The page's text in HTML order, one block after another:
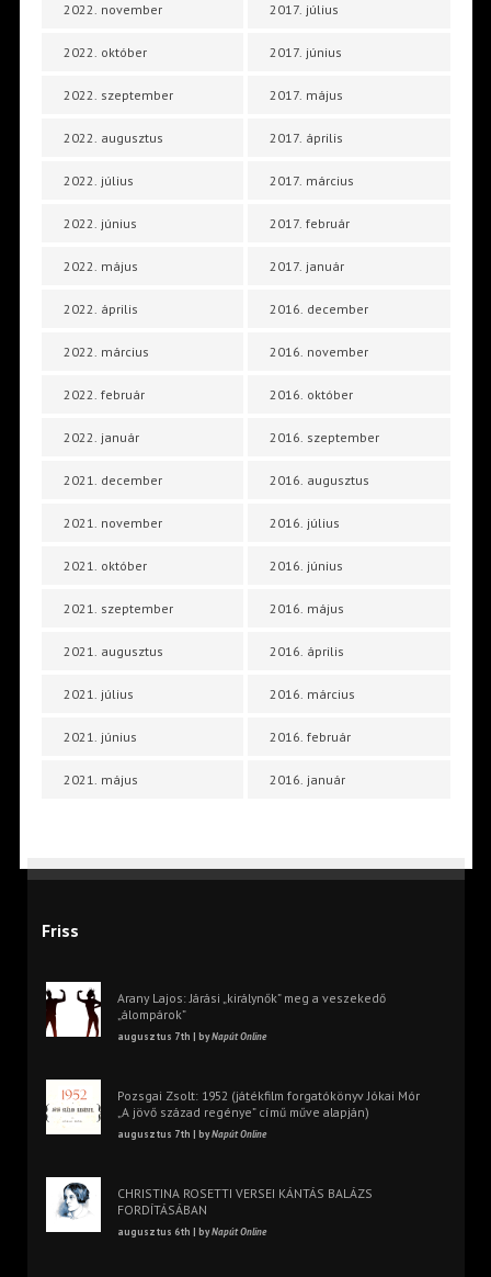
2022. november
2022. október
2022. szeptember
2022. augusztus
2022. július
2022. június
2022. május
2022. április
2022. március
2022. február
2022. január
2021. december
2021. november
2021. október
2021. szeptember
2021. augusztus
2021. július
2021. június
2021. május
2017. július
2017. június
2017. május
2017. április
2017. március
2017. február
2017. január
2016. december
2016. november
2016. október
2016. szeptember
2016. augusztus
2016. július
2016. június
2016. május
2016. április
2016. március
2016. február
2016. január
Friss
Arany Lajos: Járási „királynők” meg a veszekedő
„álompárok”
augusztus 7th | byNapút Online
Pozsgai Zsolt: 1952 (játékfilm forgatókönyv Jókai Mór
„A jövő század regénye” című műve alapján)
augusztus 7th | byNapút Online
CHRISTINA ROSETTI VERSEI KÁNTÁS BALÁZS
FORDÍTÁSÁBAN
augusztus 6th | byNapút Online